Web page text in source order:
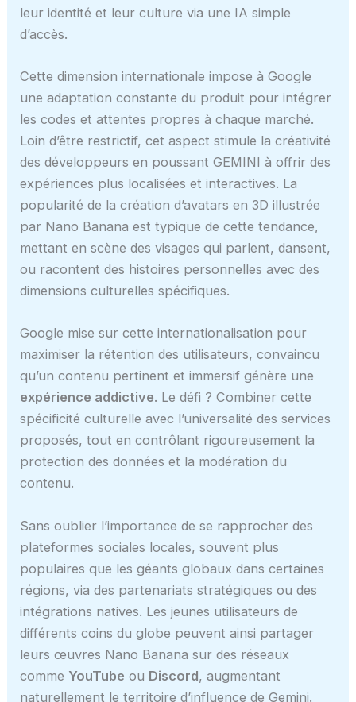
leur identité et leur culture via une IA simple
d’accès.
Cette dimension internationale impose à Google
une adaptation constante du produit pour intégrer
les codes et attentes propres à chaque marché.
Loin d’être restrictif, cet aspect stimule la créativité
des développeurs en poussant GEMINI à offrir des
expériences plus localisées et interactives. La
popularité de la création d’avatars en 3D illustrée
par Nano Banana est typique de cette tendance,
mettant en scène des visages qui parlent, dansent,
ou racontent des histoires personnelles avec des
dimensions culturelles spécifiques.
Google mise sur cette internationalisation pour
maximiser la rétention des utilisateurs, convaincu
qu’un contenu pertinent et immersif génère une
expérience addictive. Le défi ? Combiner cette
spécificité culturelle avec l’universalité des services
proposés, tout en contrôlant rigoureusement la
protection des données et la modération du
contenu.
Sans oublier l’importance de se rapprocher des
plateformes sociales locales, souvent plus
populaires que les géants globaux dans certaines
régions, via des partenariats stratégiques ou des
intégrations natives. Les jeunes utilisateurs de
différents coins du globe peuvent ainsi partager
leurs œuvres Nano Banana sur des réseaux
comme YouTube ou Discord, augmentant
naturellement le territoire d’influence de Gemini.